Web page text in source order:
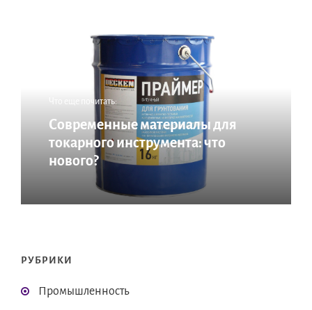
Что еще почитать:
Современные материалы для
токарного инструмента: что
нового?
РУБРИКИ
Промышленность